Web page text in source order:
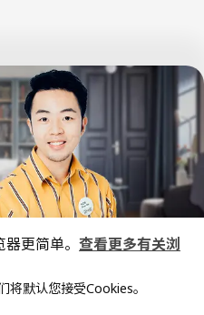
业，现货供应
更简单。 查看更多有关浏
将默认您接受Cookies。